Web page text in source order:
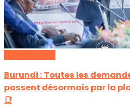
Burundi : Toutes les
passent désormais par la
📑